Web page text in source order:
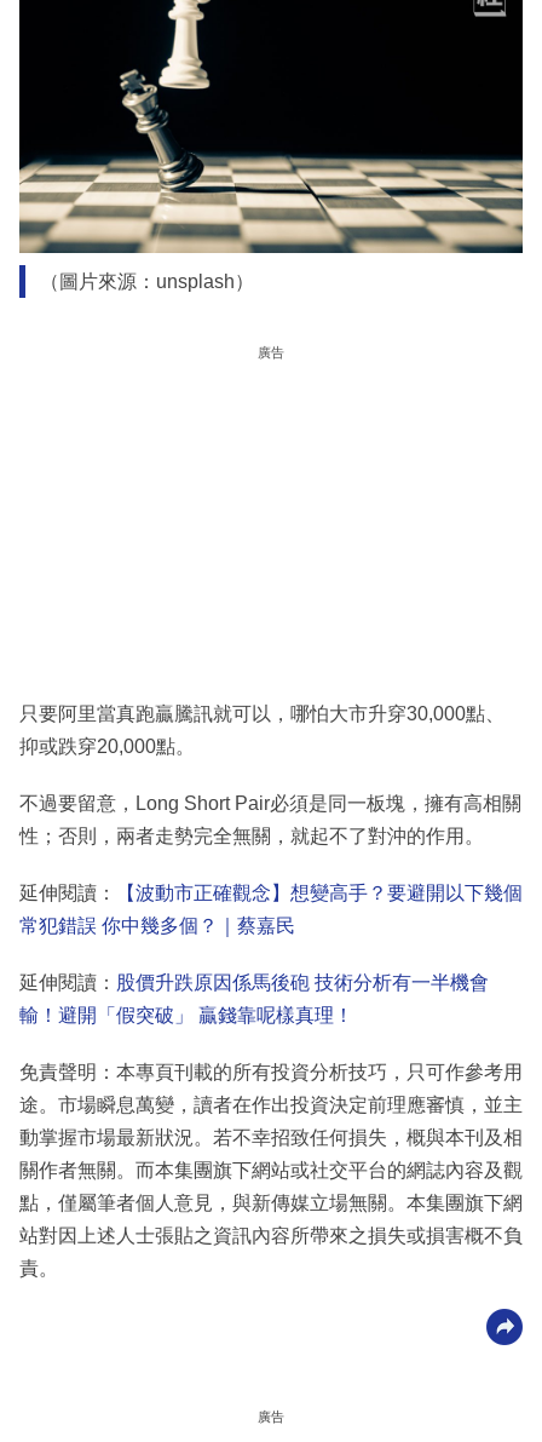
（圖片來源：unsplash）
廣告
只要阿里當真跑贏騰訊就可以，哪怕大市升穿30,000點、
抑或跌穿20,000點。
不過要留意，Long Short Pair必須是同一板塊，擁有高相關
性；否則，兩者走勢完全無關，就起不了對沖的作用。
延伸閱讀：
【波動市正確觀念】想變高手？要避開以下幾個
常犯錯誤 你中幾多個？｜蔡嘉民
延伸閱讀： 股價升跌原因係馬後砲 技術分析有一半機會
輸！避開「假突破」 贏錢靠呢樣真理！
免責聲明：本專頁刊載的所有投資分析技巧，只可作參考用
途。市場瞬息萬變，讀者在作出投資決定前理應審慎，並主
動掌握市場最新狀況。若不幸招致任何損失，概與本刊及相
關作者無關。而本集團旗下網站或社交平台的網誌內容及觀
點，僅屬筆者個人意見，與新傳媒立場無關。本集團旗下網
站對因上述人士張貼之資訊內容所帶來之損失或損害概不負
責。
廣告